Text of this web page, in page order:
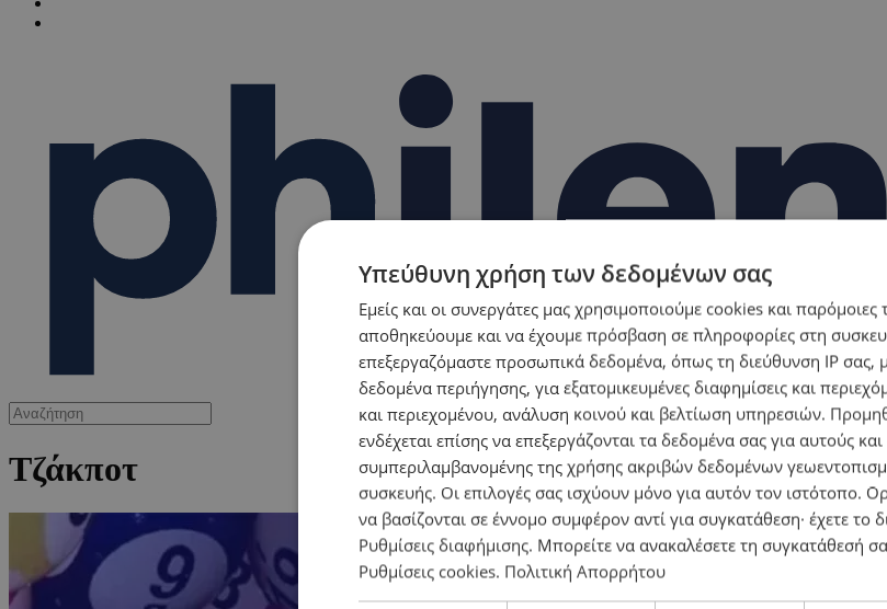
Τζάκποτ
Υπεύθυνη χρήση των δεδομένων σας
Εμείς και οι συνεργάτες μας χρησιμοποιούμε cookies και παρόμοιες
αποθηκεύουμε και να έχουμε πρόσβαση σε πληροφορίες στη
επεξεργαζόμαστε προσωπικά δεδομένα, όπως τη διεύθυνση IP σας,
δεδομένα περιήγησης, για εξατομικευμένες διαφημίσεις και
και περιεχομένου, ανάλυση κοινού και βελτίωση υπηρεσιών.
ενδέχεται επίσης να επεξεργάζονται τα δεδομένα σας για αυτούς
συμπεριλαμβανομένης της χρήσης ακριβών δεδομένων
συσκευής. Οι επιλογές σας ισχύουν μόνο για αυτόν τον ιστότοπο.
να βασίζονται σε έννομο συμφέρον αντί για συγκατάθεση· έχετε το
Ρυθμίσεις διαφήμισης. Μπορείτε να ανακαλέσετε τη συγκατάθεσή
Ρυθμίσεις cookies. Πολιτική Απορρήτου